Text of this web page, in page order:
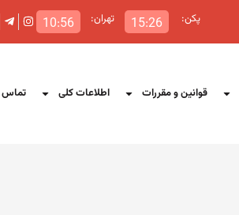
پکن: 15:26 تهران: 10:56
قوانین و مقررات اطلاعات کلی تماس